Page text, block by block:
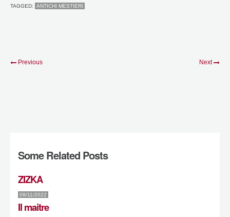
TAGGED: ANTICHI MESTIERI
Previous Next
Some Related Posts
ZIZKA
09/11/2022
Il maitre